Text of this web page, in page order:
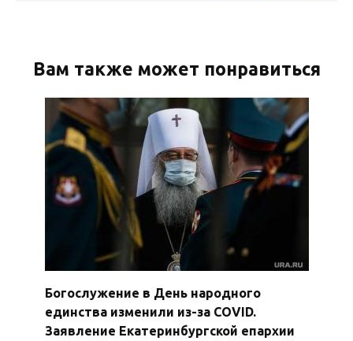
Вам также может понравиться
Богослужение в День народного
единства изменили из-за COVID.
Заявление Екатеринбургской епархии